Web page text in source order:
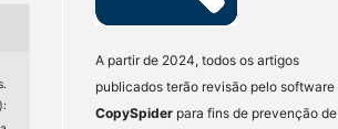
A partir de 2024, todos os artigos
publicados terão revisão pelo software
CopySpider para fins de prevenção de